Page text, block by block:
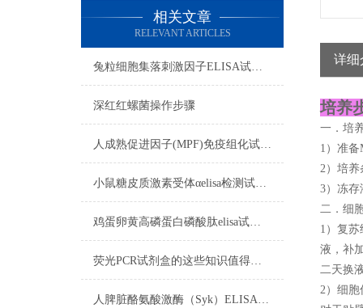
相关文章
RELEVANT ARTICLES
兔粒细胞集落刺激因子ELISA试剂盒​注意事项
深红红螺菌操作步骤
人成熟促进因子(MPF)免疫组化试剂盒​实验步骤
小鼠糖皮质激素受体αelisa检测试剂盒操作步骤
鸡蛋卵黄高磷蛋白磷酸肽elisa试剂盒吸附试验影响标本注意事项
荧光PCR试剂盒的这些知识值得我们学习
人脾脏酪氨酸激酶（Syk）ELISA免费代测试剂盒​标本要求
详细
培养
一．培
1）准备
2）培养
3）冻存
二．细
1）复
液，补
二天换
2）细胞